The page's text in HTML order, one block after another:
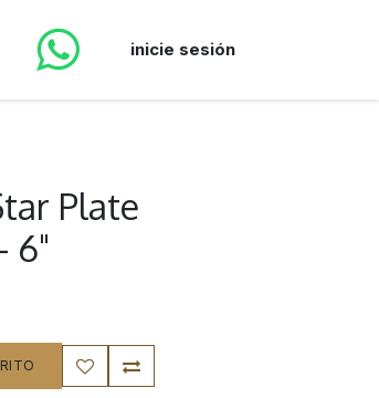
inicie sesión
Plate
6"